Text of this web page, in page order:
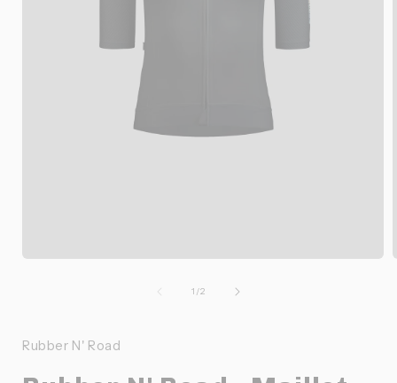
fenêtre
1 /de
2
Rubber N' Road